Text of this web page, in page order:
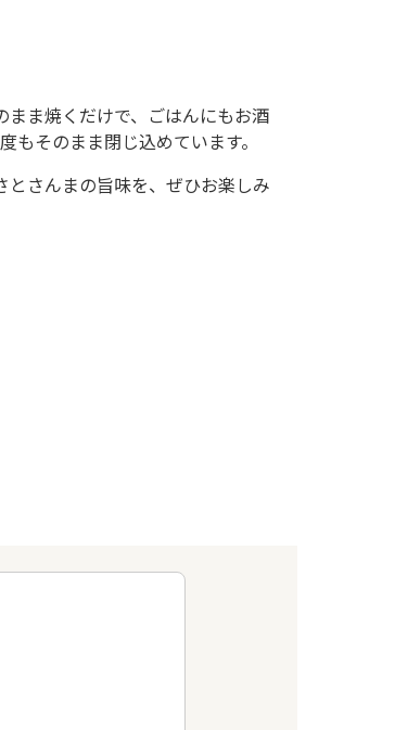
ま焼くだけで、ごはんにもお酒
もそのまま閉じ込めています。
さんまの旨味を、ぜひお楽しみ